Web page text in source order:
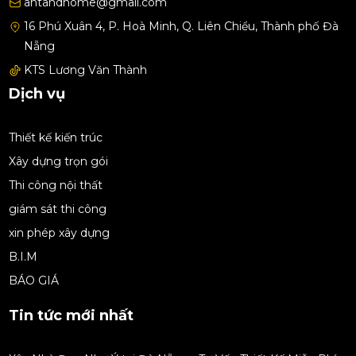
vừa đăng kí lịch tư vấn nội thất
THU 06, 2026
HỮU VILLA
THU 06, 2026
BIỆT THƯ TÂN CỔ ĐIỂN B
16 Phú Xuân 4, P. Hoà Minh, Q. Liên Chiểu, Thành phố Đà
Nẵng
KTS Lương Văn Thành
Dịch vụ
Thiết kế kiến trúc
Xây dựng trọn gói
Thi công nội thất
giám sát thi công
xin phép xây dựng
B.I.M
BÁO GIÁ
Tin tức mới nhất